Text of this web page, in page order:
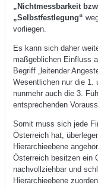
„Nichtmessbarkeit
„Selbstfestlegung“
vorliegen.
Es kann sich daher
maßgeblichen Einfluss
Begriff „leitender
Wesentlichen nur die 1.
nunmehr auch die 3.
entsprechenden
Somit muss sich jede
Österreich hat,
Hierarchieebene
Österreich besitzen ein
nachvollziehbar und
Hierarchieebene